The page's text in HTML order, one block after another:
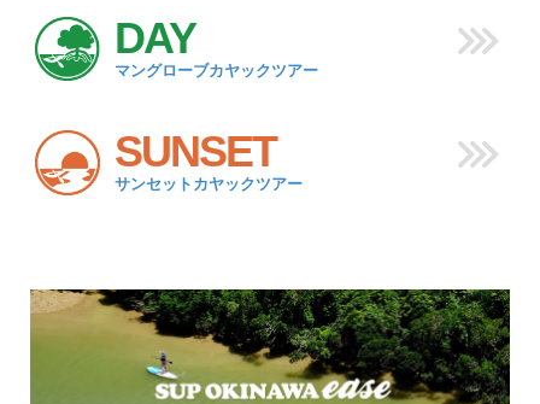
DAY
マングローブカヤックツアー
SUNSET
サンセットカヤックツアー